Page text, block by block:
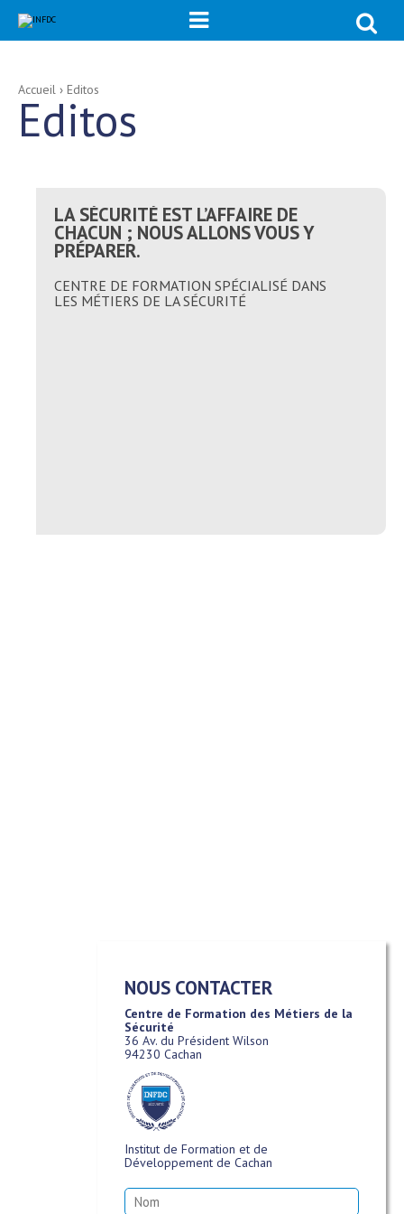
 Chercher
Recherche
contenu.
Outils
personnels
Accueil › Editos
Editos
LA SÉCURITÉ EST L’AFFAIRE DE
CHACUN ; NOUS ALLONS VOUS Y
PRÉPARER.
CENTRE DE FORMATION SPÉCIALISÉ DANS
LES MÉTIERS DE LA SÉCURITÉ
NOUS CONTACTER
Centre de Formation des Métiers de la
Sécurité
36 Av. du Président Wilson
94230 Cachan
Institut de Formation et de
Développement de Cachan